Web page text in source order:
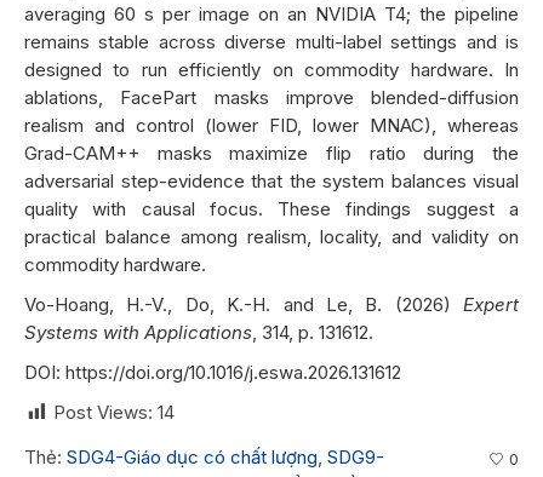
averaging 60 s per image on an NVIDIA T4; the pipeline
remains stable across diverse multi-label settings and is
designed to run efficiently on commodity hardware. In
ablations, FacePart masks improve blended-diffusion
realism and control (lower FID, lower MNAC), whereas
Grad-CAM++ masks maximize flip ratio during the
adversarial step-evidence that the system balances visual
quality with causal focus. These findings suggest a
practical balance among realism, locality, and validity on
commodity hardware.
Vo-Hoang, H.-V., Do, K.-H. and Le, B. (2026) Expert
Systems with Applications, 314, p. 131612.
DOI: https://doi.org/10.1016/j.eswa.2026.131612
Post Views: 14
Thẻ: SDG4-Giáo dục có chất lượng, SDG9-
0